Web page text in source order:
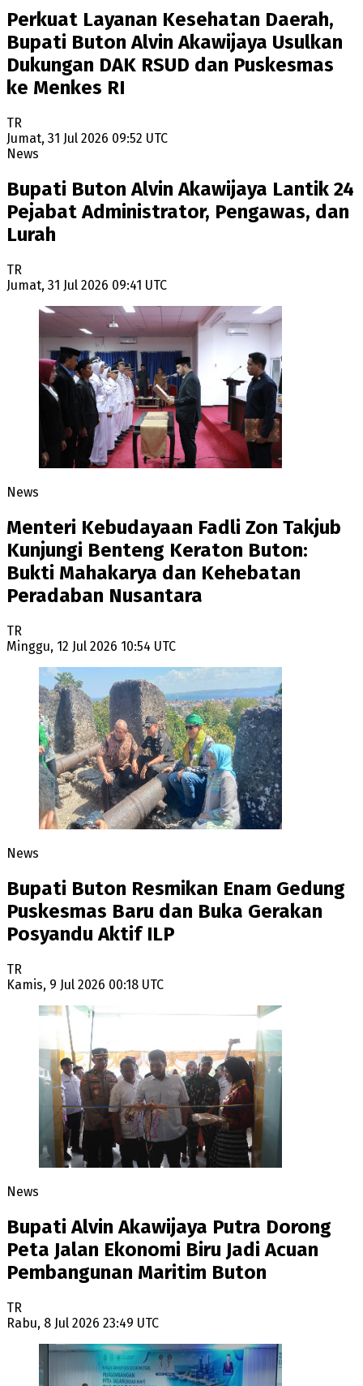
Perkuat Layanan Kesehatan Daerah,
Bupati Buton Alvin Akawijaya Usulkan
Dukungan DAK RSUD dan Puskesmas
ke Menkes RI
TR
Jumat, 31 Jul 2026 09:52 UTC
News
Bupati Buton Alvin Akawijaya Lantik 24
Pejabat Administrator, Pengawas, dan
Lurah
TR
Jumat, 31 Jul 2026 09:41 UTC
News
Menteri Kebudayaan Fadli Zon Takjub
Kunjungi Benteng Keraton Buton:
Bukti Mahakarya dan Kehebatan
Peradaban Nusantara
TR
Minggu, 12 Jul 2026 10:54 UTC
News
Bupati Buton Resmikan Enam Gedung
Puskesmas Baru dan Buka Gerakan
Posyandu Aktif ILP
TR
Kamis, 9 Jul 2026 00:18 UTC
News
Bupati Alvin Akawijaya Putra Dorong
Peta Jalan Ekonomi Biru Jadi Acuan
Pembangunan Maritim Buton
TR
Rabu, 8 Jul 2026 23:49 UTC